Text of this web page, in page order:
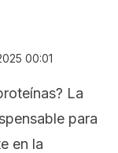
00:01
La
para
en la